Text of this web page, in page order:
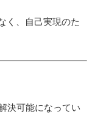
く、自己実現のた
決可能になってい